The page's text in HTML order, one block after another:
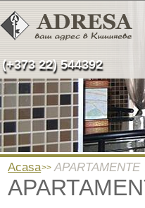
(+373 22) 544392
Acasa APARTAMENTE